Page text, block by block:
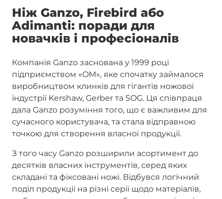
Ніж Ganzo, Firebird або
Adimanti: поради для
новачків і професіоналів
Компанія Ganzo заснована у 1999 році
підприємством «OM», яке спочатку займалося
виробництвом клинків для гігантів ножової
індустрії Kershaw, Gerber та SOG. Ця співпраця
дала Ganzo розуміння того, що є важливим для
сучасного користувача, та стала відправною
точкою для створення власної продукції.
З того часу Ganzo розширили асортимент до
десятків власних інструментів, серед яких
складані та фіксовані ножі. Відбувся логічний
поділ продукції на різні серії щодо матеріалів,